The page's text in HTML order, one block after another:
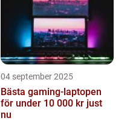
04 september 2025
Bästa gaming-laptopen
för under 10 000 kr just
nu